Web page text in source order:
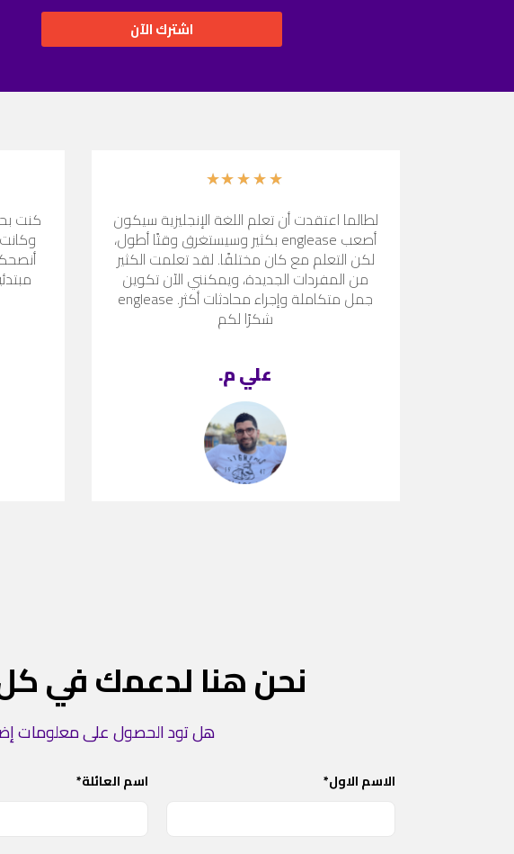
اشترك الآن
★
★
★
★
★
لطالما اعتقدت أن تعلم اللغة الإنجليزية سيكون
أصعب englease بكثير وسيستغرق وقتًا أطول،
لكن التعلم مع كان مختلفًا. لقد تعلمت الكثير
من المفردات الجديدة، ويمكنني الآن تكوين
جمل متكاملة وإجراء محادثات أكثر. englease
شكرًا لكم
علي م.
كنت
نحن هنا لدعمك في
هل تود الحصول على معلومات
الاسم الاول* اسم العائلة*